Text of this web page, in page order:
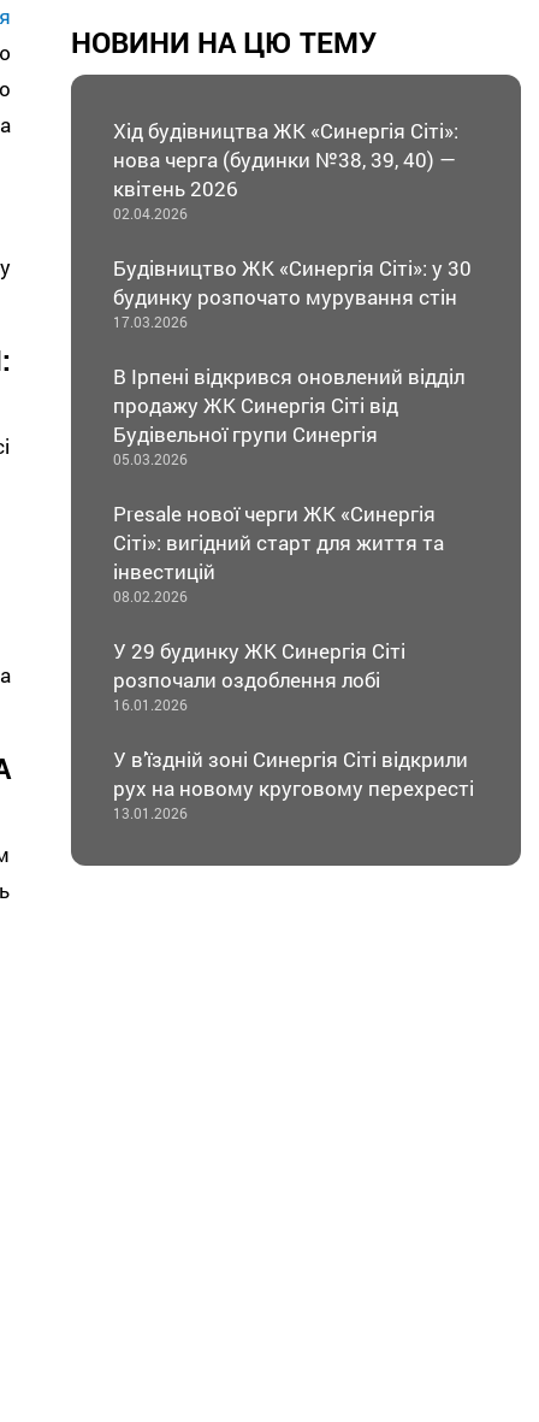
НОВИНИ НА ЦЮ ТЕМУ
Хід будівництва ЖК «Синергія Сіті»:
нова черга (будинки №38, 39, 40) —
квітень 2026
02.04.2026
Будівництво ЖК «Синергія Сіті»: у 30
будинку розпочато мурування стін
17.03.2026
В Ірпені відкрився оновлений відділ
продажу ЖК Синергія Сіті від
Будівельної групи Синергія
05.03.2026
Presale нової черги ЖК «Синергія
Сіті»: вигідний старт для життя та
інвестицій
08.02.2026
У 29 будинку ЖК Синергія Сіті
розпочали оздоблення лобі
16.01.2026
У в’їздній зоні Синергія Сіті відкрили
рух на новому круговому перехресті
13.01.2026